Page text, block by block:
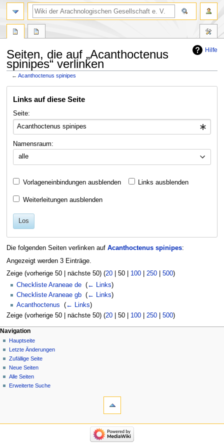
Hilfe
Seiten, die auf „Acanthoctenus
spinipes“ verlinken
←Acanthoctenus spinipes
Navigation
Suche
Links auf diese Seite
Seite:
Namensraum:
alle
Vorlageneinbindungen ausblenden Links ausblenden
Weiterleitungen ausblenden
Los
Die folgenden Seiten verlinken auf Acanthoctenus spinipes:
Angezeigt werden 3 Einträge.
Zeige (vorherige 50| nächste 50) (20| 50| 100| 250| 500)
Checkliste Araneae de (← Links)
Checkliste Araneae gb (← Links)
Acanthoctenus
(← Links)
Zeige (vorherige 50| nächste 50) (20| 50| 100| 250| 500)
Navigation
Hauptseite
Letzte Änderungen
Zufällige Seite
Neue Seiten
Alle Seiten
Erweiterte Suche